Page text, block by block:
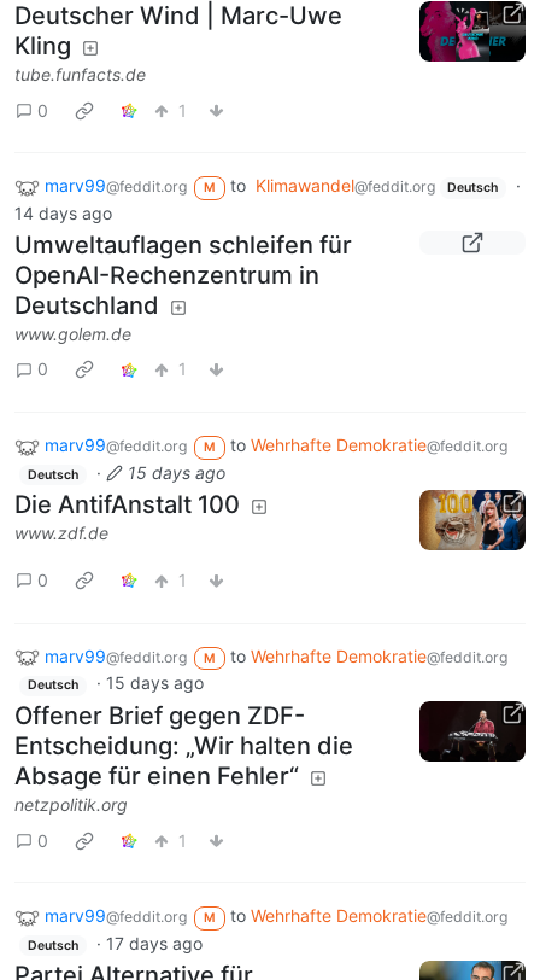
Deutscher Wind | Marc-Uwe
Kling
tube.funfacts.de
0
1
marv99@feddit.org M to Klimawandel@feddit.org Deutsch
·
14 days ago
Umweltauflagen schleifen für
OpenAI-Rechenzentrum in
Deutschland
www.golem.de
0
1
marv99@feddit.org M to Wehrhafte Demokratie@feddit.org
Deutsch · 15 days ago
Die AntifAnstalt 100
www.zdf.de
0 1
marv99@feddit.org M to Wehrhafte Demokratie@feddit.org
Deutsch · 15 days ago
Offener Brief gegen ZDF-
Entscheidung: „Wir halten die
Absage für einen Fehler“
netzpolitik.org
0
1
marv99@feddit.org M to Wehrhafte Demokratie@feddit.org
Deutsch · 17 days ago